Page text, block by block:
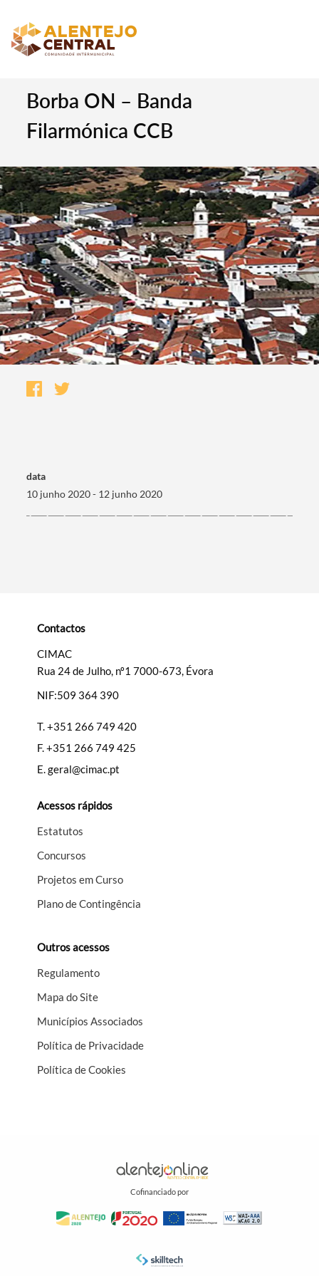
Categorias gerais
Borba ON – Banda
Filarmónica CCB
data
10 junho 2020 - 12 junho 2020
Contactos
CIMAC
Rua 24 de Julho, nº1 7000-673, Évora
NIF:509 364 390
T.+351 266 749 420
F.+351 266 749 425
E.geral@cimac.pt
Acessos rápidos
Estatutos
Concursos
Projetos em Curso
Plano de Contingência
Outros acessos
Regulamento
Mapa do Site
Municípios Associados
Política de Privacidade
Política de Cookies
Cofinanciado por